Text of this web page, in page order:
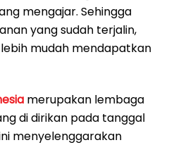
mengajar. Sehingga
yang sudah terjalin,
mudah mendapatkan
merupakan lembaga
di dirikan pada tanggal
menyelenggarakan